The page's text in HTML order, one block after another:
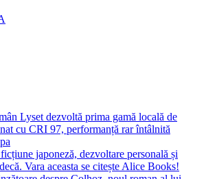
Lyset dezvoltă prima gamă locală de
cu CRI 97, performanță rar întâlnită
japoneză, dezvoltare personală și
Vara aceasta se citește Alice Books!